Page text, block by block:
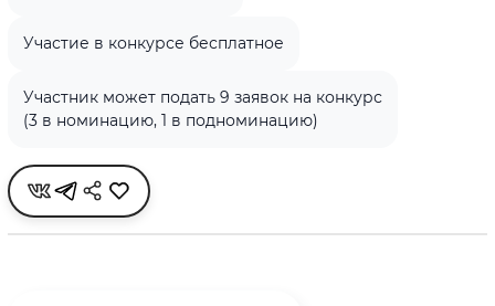
Участие в конкурсе бесплатное
Участник может подать 9 заявок на конкурс
(3 в номинацию, 1 в подноминацию)